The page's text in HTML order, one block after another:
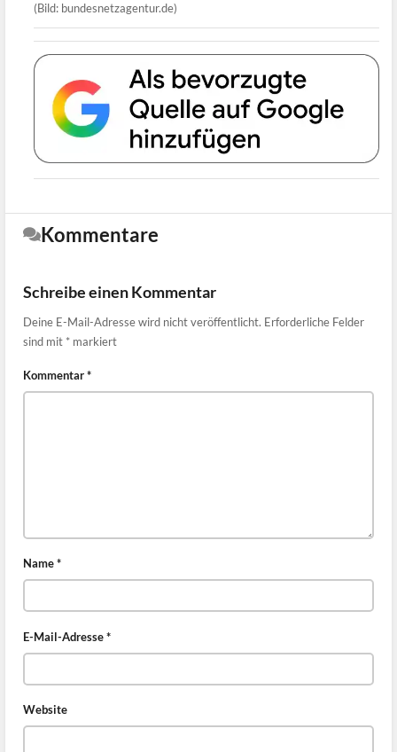
(Bild: bundesnetzagentur.de)
Kommentare
Schreibe einen Kommentar
Deine E-Mail-Adresse wird nicht veröffentlicht. Erforderliche Felder
sind mit * markiert
Kommentar*
Name*
E-Mail-Adresse*
Website